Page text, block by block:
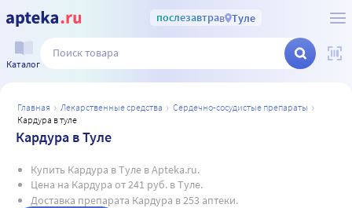
послезавтрав Туле
Каталог
главная лекарственные средства
сердечно-сосудистые препараты
кардура в туле
Кардура в Туле
Купить Кардура в Туле в Apteka.ru.
Цена на Кардура от 241 руб. в Туле.
Доставка препарата Кардура в 253 аптеки.